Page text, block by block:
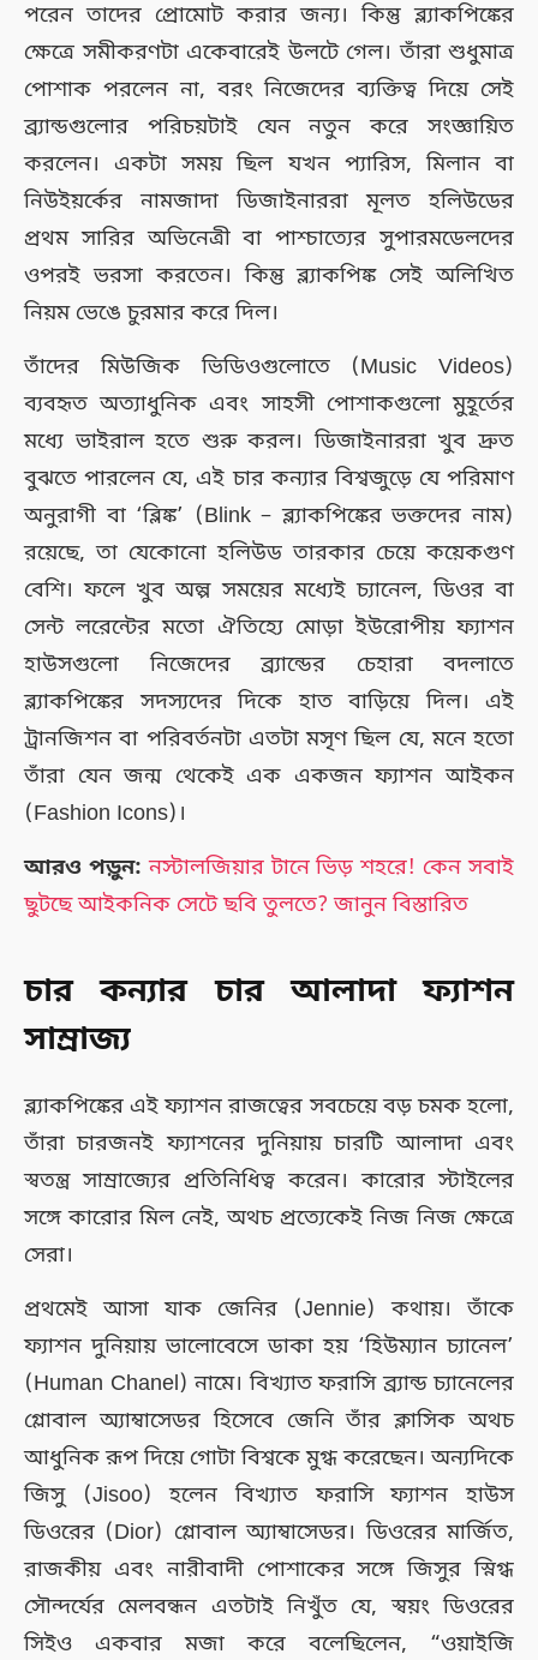
পরেন তাদের প্রোমোট করার জন্য। কিন্তু ব্ল্যাকপিঙ্কের
ক্ষেত্রে সমীকরণটা একেবারেই উলটে গেল। তাঁরা শুধুমাত্র
পোশাক পরলেন না, বরং নিজেদের ব্যক্তিত্ব দিয়ে সেই
ব্র্যান্ডগুলোর পরিচয়টাই যেন নতুন করে সংজ্ঞায়িত
করলেন। একটা সময় ছিল যখন প্যারিস, মিলান বা
নিউইয়র্কের নামজাদা ডিজাইনাররা মূলত হলিউডের
প্রথম সারির অভিনেত্রী বা পাশ্চাত্যের সুপারমডেলদের
ওপরই ভরসা করতেন। কিন্তু ব্ল্যাকপিঙ্ক সেই অলিখিত
নিয়ম ভেঙে চুরমার করে দিল।
তাঁদের মিউজিক ভিডিওগুলোতে (Music Videos)
ব্যবহৃত অত্যাধুনিক এবং সাহসী পোশাকগুলো মুহূর্তের
মধ্যে ভাইরাল হতে শুরু করল। ডিজাইনাররা খুব দ্রুত
বুঝতে পারলেন যে, এই চার কন্যার বিশ্বজুড়ে যে পরিমাণ
অনুরাগী বা ‘ব্লিঙ্ক’ (Blink – ব্ল্যাকপিঙ্কের ভক্তদের নাম)
রয়েছে, তা যেকোনো হলিউড তারকার চেয়ে কয়েকগুণ
বেশি। ফলে খুব অল্প সময়ের মধ্যেই চ্যানেল, ডিওর বা
সেন্ট লরেন্টের মতো ঐতিহ্যে মোড়া ইউরোপীয় ফ্যাশন
হাউসগুলো নিজেদের ব্র্যান্ডের চেহারা বদলাতে
ব্ল্যাকপিঙ্কের সদস্যদের দিকে হাত বাড়িয়ে দিল। এই
ট্রানজিশন বা পরিবর্তনটা এতটা মসৃণ ছিল যে, মনে হতো
তাঁরা যেন জন্ম থেকেই এক একজন ফ্যাশন আইকন
(Fashion Icons)।
আরও পড়ুন:নস্টালজিয়ার টানে ভিড় শহরে! কেন সবাই
ছুটছে আইকনিক সেটে ছবি তুলতে? জানুন বিস্তারিত
চার কন্যার চার আলাদা ফ্যাশন
সাম্রাজ্য
ব্ল্যাকপিঙ্কের এই ফ্যাশন রাজত্বের সবচেয়ে বড় চমক হলো,
তাঁরা চারজনই ফ্যাশনের দুনিয়ায় চারটি আলাদা এবং
স্বতন্ত্র সাম্রাজ্যের প্রতিনিধিত্ব করেন। কারোর স্টাইলের
সঙ্গে কারোর মিল নেই, অথচ প্রত্যেকেই নিজ নিজ ক্ষেত্রে
সেরা।
প্রথমেই আসা যাক জেনির (Jennie) কথায়। তাঁকে
ফ্যাশন দুনিয়ায় ভালোবেসে ডাকা হয় ‘হিউম্যান চ্যানেল’
(Human Chanel) নামে। বিখ্যাত ফরাসি ব্র্যান্ড চ্যানেলের
গ্লোবাল অ্যাম্বাসেডর হিসেবে জেনি তাঁর ক্লাসিক অথচ
আধুনিক রূপ দিয়ে গোটা বিশ্বকে মুগ্ধ করেছেন। অন্যদিকে
জিসু (Jisoo) হলেন বিখ্যাত ফরাসি ফ্যাশন হাউস
ডিওরের (Dior) গ্লোবাল অ্যাম্বাসেডর। ডিওরের মার্জিত,
রাজকীয় এবং নারীবাদী পোশাকের সঙ্গে জিসুর স্নিগ্ধ
সৌন্দর্যের মেলবন্ধন এতটাই নিখুঁত যে, স্বয়ং ডিওরের
সিইও একবার মজা করে বলেছিলেন, “ওয়াইজি